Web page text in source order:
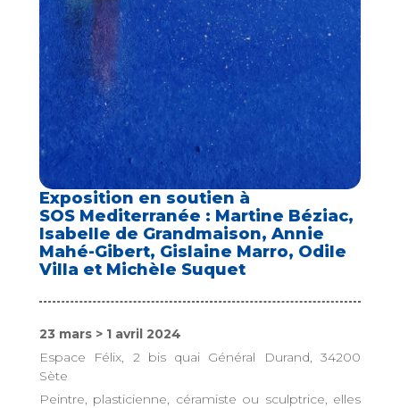
Exposition en soutien à
SOS Mediterranée : Martine Béziac,
Isabelle de Grandmaison, Annie
Mahé-Gibert, Gislaine Marro, Odile
Villa et Michèle Suquet
23 mars > 1 avril 2024
Espace Félix, 2 bis quai Général Durand, 34200
Sète
Peintre, plasticienne, céramiste ou sculptrice, elles